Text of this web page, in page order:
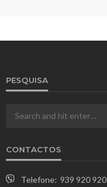
PESQUISA
CONTACTOS
Telefone: 939 920 920